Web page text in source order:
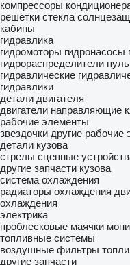
компрессоры
решётки стекла
кабины
гидравлика
гидромоторы гидронасосы
гидрораспределители
гидравлические
гидравлики
детали двигателя
двигатели направляющие
рабочие элементы
звездочки другие рабочие
детали кузова
стрелы сцепные
другие запчасти кузова
система охлаждения
радиаторы охлаждения
охлаждения
электрика
проблесковые маячки
топливные системы
воздушные фильтры
другие запчасти